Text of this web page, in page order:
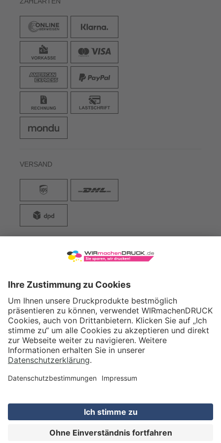
VERSAND
WIRmachenDRUCK GmbH
71522 Backnang
Tel.: +49 (0) 711 995 982 - 20
Fax: +49 (0) 711 995 982 - 21
SOCIAL MEDIA